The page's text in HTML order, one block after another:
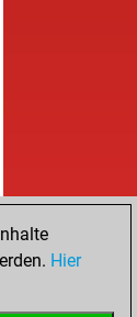
Hier